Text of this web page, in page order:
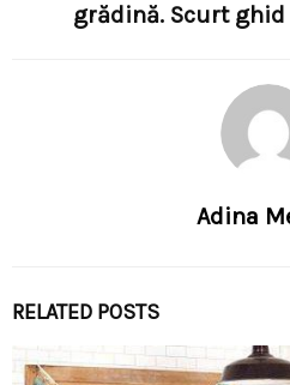
grădină. Scurt
Adina
RELATED POSTS